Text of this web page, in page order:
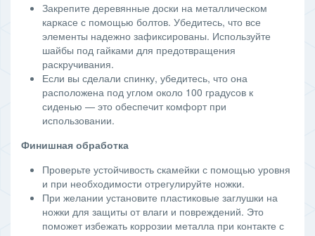
Закрепите деревянные доски на металлическом
каркасе с помощью болтов. Убедитесь, что все
элементы надежно зафиксированы. Используйте
шайбы под гайками для предотвращения
раскручивания.
Если вы сделали спинку, убедитесь, что она
расположена под углом около 100 градусов к
сиденью — это обеспечит комфорт при
использовании.
Финишная обработка
Проверьте устойчивость скамейки с помощью уровня
и при необходимости отрегулируйте ножки.
При желании установите пластиковые заглушки на
ножки для защиты от влаги и повреждений. Это
поможет избежать коррозии металла при контакте с